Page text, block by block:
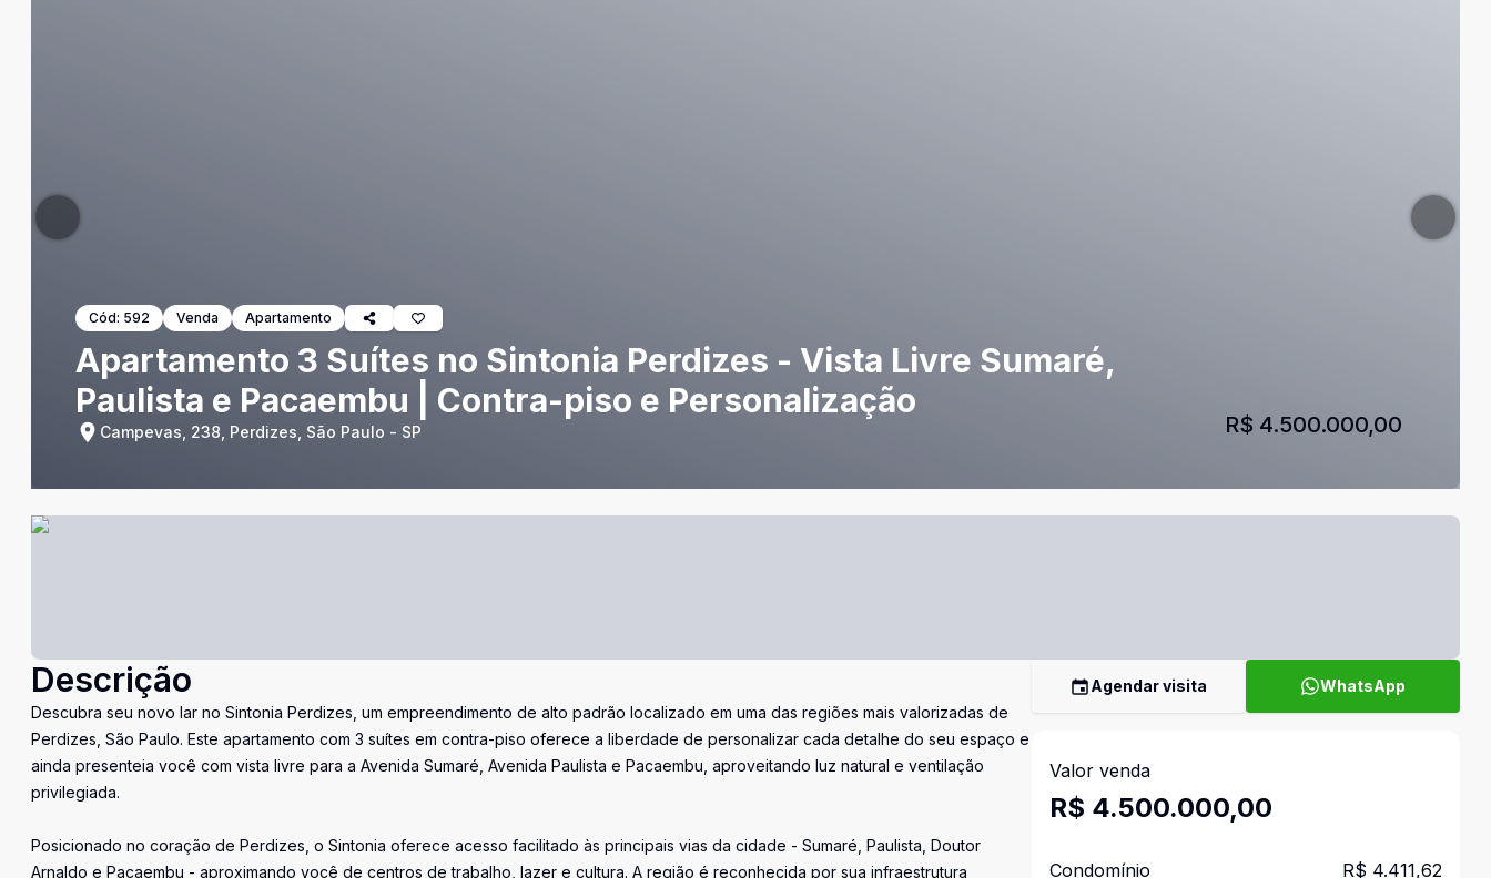
Cód: 592 Venda Apartamento
Apartamento 3 Suítes no Sintonia Perdizes - Vista Livre Sumaré,
Paulista e Pacaembu | Contra-piso e Personalização
Campevas, 238, Perdizes, São Paulo - SP R$ 4.500.000,00
Descrição
Descubra seu novo lar no Sintonia Perdizes, um empreendimento de alto padrão localizado em uma das regiões mais valorizadas de
Perdizes, São Paulo. Este apartamento com 3 suítes em contra-piso oferece a liberdade de personalizar cada detalhe do seu espaço e
ainda presenteia você com vista livre para a Avenida Sumaré, Avenida Paulista e Pacaembu, aproveitando luz natural e ventilação
privilegiada.
Posicionado no coração de Perdizes, o Sintonia oferece acesso facilitado às principais vias da cidade - Sumaré, Paulista, Doutor
Arnaldo e Pacaembu - aproximando você de centros de trabalho, lazer e cultura. A região é reconhecida por sua infraestrutura
Agendar visita WhatsApp
Valor venda
R$ 4.500.000,00
Condomínio R$ 4.411,62